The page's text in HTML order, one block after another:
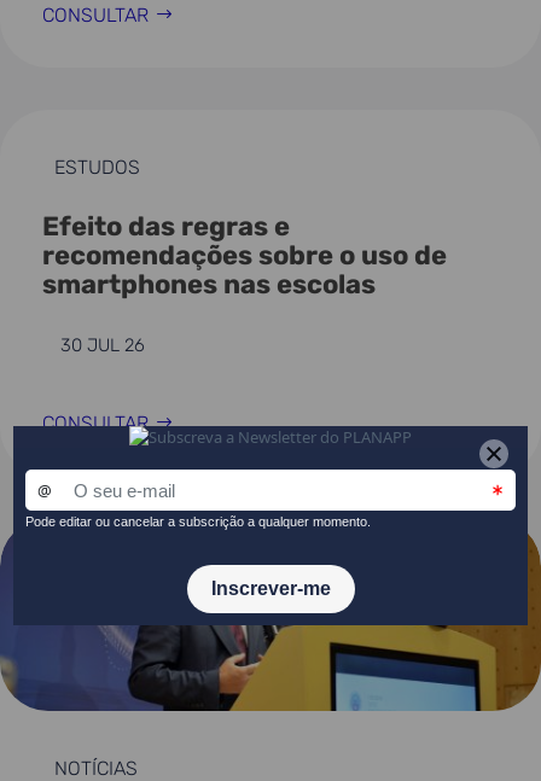
CONSULTAR
ESTUDOS
Efeito das regras e
recomendações sobre o uso de
smartphones nas escolas
30 JUL 26
CONSULTAR
NOTÍCIAS